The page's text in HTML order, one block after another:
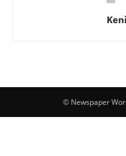
© Newspaper